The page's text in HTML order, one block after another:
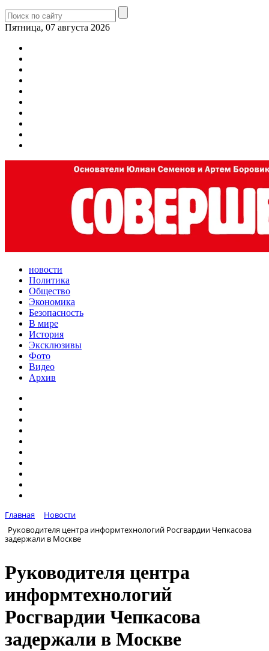
Пятница, 07 августа 2026
новости
Политика
Общество
Экономика
Безопасность
В мире
История
Эксклюзивы
Фото
Видео
Архив
Главная
Новости
Руководителя центра информтехнологий Росгвардии Чепкасова
задержали в Москве
Руководителя центра
информтехнологий
Росгвардии Чепкасова
задержали в Москве